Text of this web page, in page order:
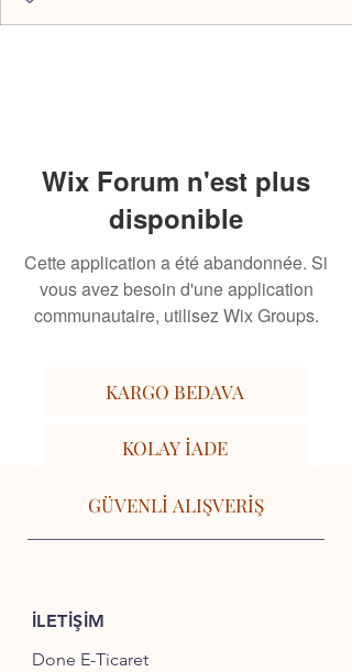
Wix Forum n'est plus
disponible
Cette application a été abandonnée. Si
vous avez besoin d'une application
communautaire, utilisez Wix Groups.
KARGO BEDAVA
KOLAY İADE
GÜVENLİ ALIŞVERİŞ
İLETİŞİM
Done E-Ticaret